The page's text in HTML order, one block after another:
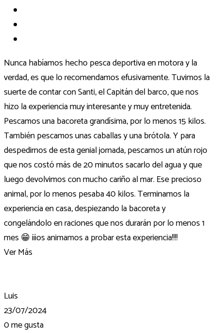
Nunca habíamos hecho pesca deportiva en motora y la
verdad, es que lo recomendamos efusivamente. Tuvimos la
suerte de contar con Santi, el Capitán del barco, que nos
hizo la experiencia muy interesante y muy entretenida.
Pescamos una bacoreta grandísima, por lo menos 15 kilos.
También pescamos unas caballas y una brótola. Y para
despedirnos de esta genial jornada, pescamos un atún rojo
que nos costó más de 20 minutos sacarlo del agua y que
luego devolvimos con mucho cariño al mar. Ese precioso
animal, por lo menos pesaba 40 kilos. Terminamos la
experiencia en casa, despiezando la bacoreta y
congelándolo en raciones que nos durarán por lo menos 1
mes 😁 ¡¡¡os animamos a probar esta experiencia!!!!
Ver Más
Luis
23/07/2024
0me gusta